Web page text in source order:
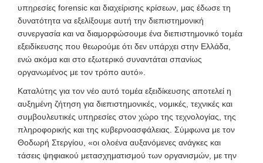
υπηρεσίες forensic και διαχείρισης κρίσεων, μας έδωσε τη
δυνατότητα να εξελίξουμε αυτή την διεπιστημονική
συνεργασία και να διαμορφώσουμε ένα διεπιστημονικό τομέα
εξειδίκευσης που θεωρούμε ότι δεν υπάρχει στην Ελλάδα,
ενώ ακόμα και στο εξωτερικό συναντάται σπανίως
οργανωμένος με τον τρόπο αυτό».
Καταλύτης για τον νέο αυτό τομέα εξειδίκευσης αποτελεί η
αυξημένη ζήτηση για διεπιστημονικές, νομικές, τεχνικές και
συμβουλευτικές υπηρεσίες στον χώρο της τεχνολογίας, της
πληροφορικής και της κυβερνοασφάλειας. Σύμφωνα με τον
Θοδωρή Στεργίου, «οι ολοένα αυξανόμενες ανάγκες και
τάσεις ψηφιακού μετασχηματισμού των οργανισμών, με την